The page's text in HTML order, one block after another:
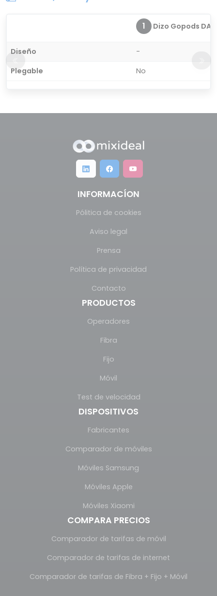
1 Dizo Gopods
Diseño
-
Plegable
No
INFORMACÍON
Pólitica de cookies
Aviso legal
Prensa
Política de privacidad
Contacto
PRODUCTOS
Operadores
Fibra
Fijo
Móvil
Test de velocidad
DISPOSITIVOS
Fabricantes
Comparador de móviles
Móviles Samsung
Móviles Apple
Móviles Xiaomi
COMPARA PRECIOS
Comparador de tarifas de móvil
Comparador de tarifas de internet
Comparador de tarifas de Fibra + Fijo + Móvil